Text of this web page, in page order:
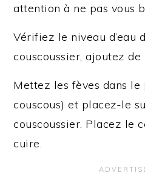
attention à ne pas vous
Vérifiez le niveau d’eau
couscoussier, ajoutez de
Mettez les fèves dans
couscous) et placez-le
couscoussier. Placez le
cuire.